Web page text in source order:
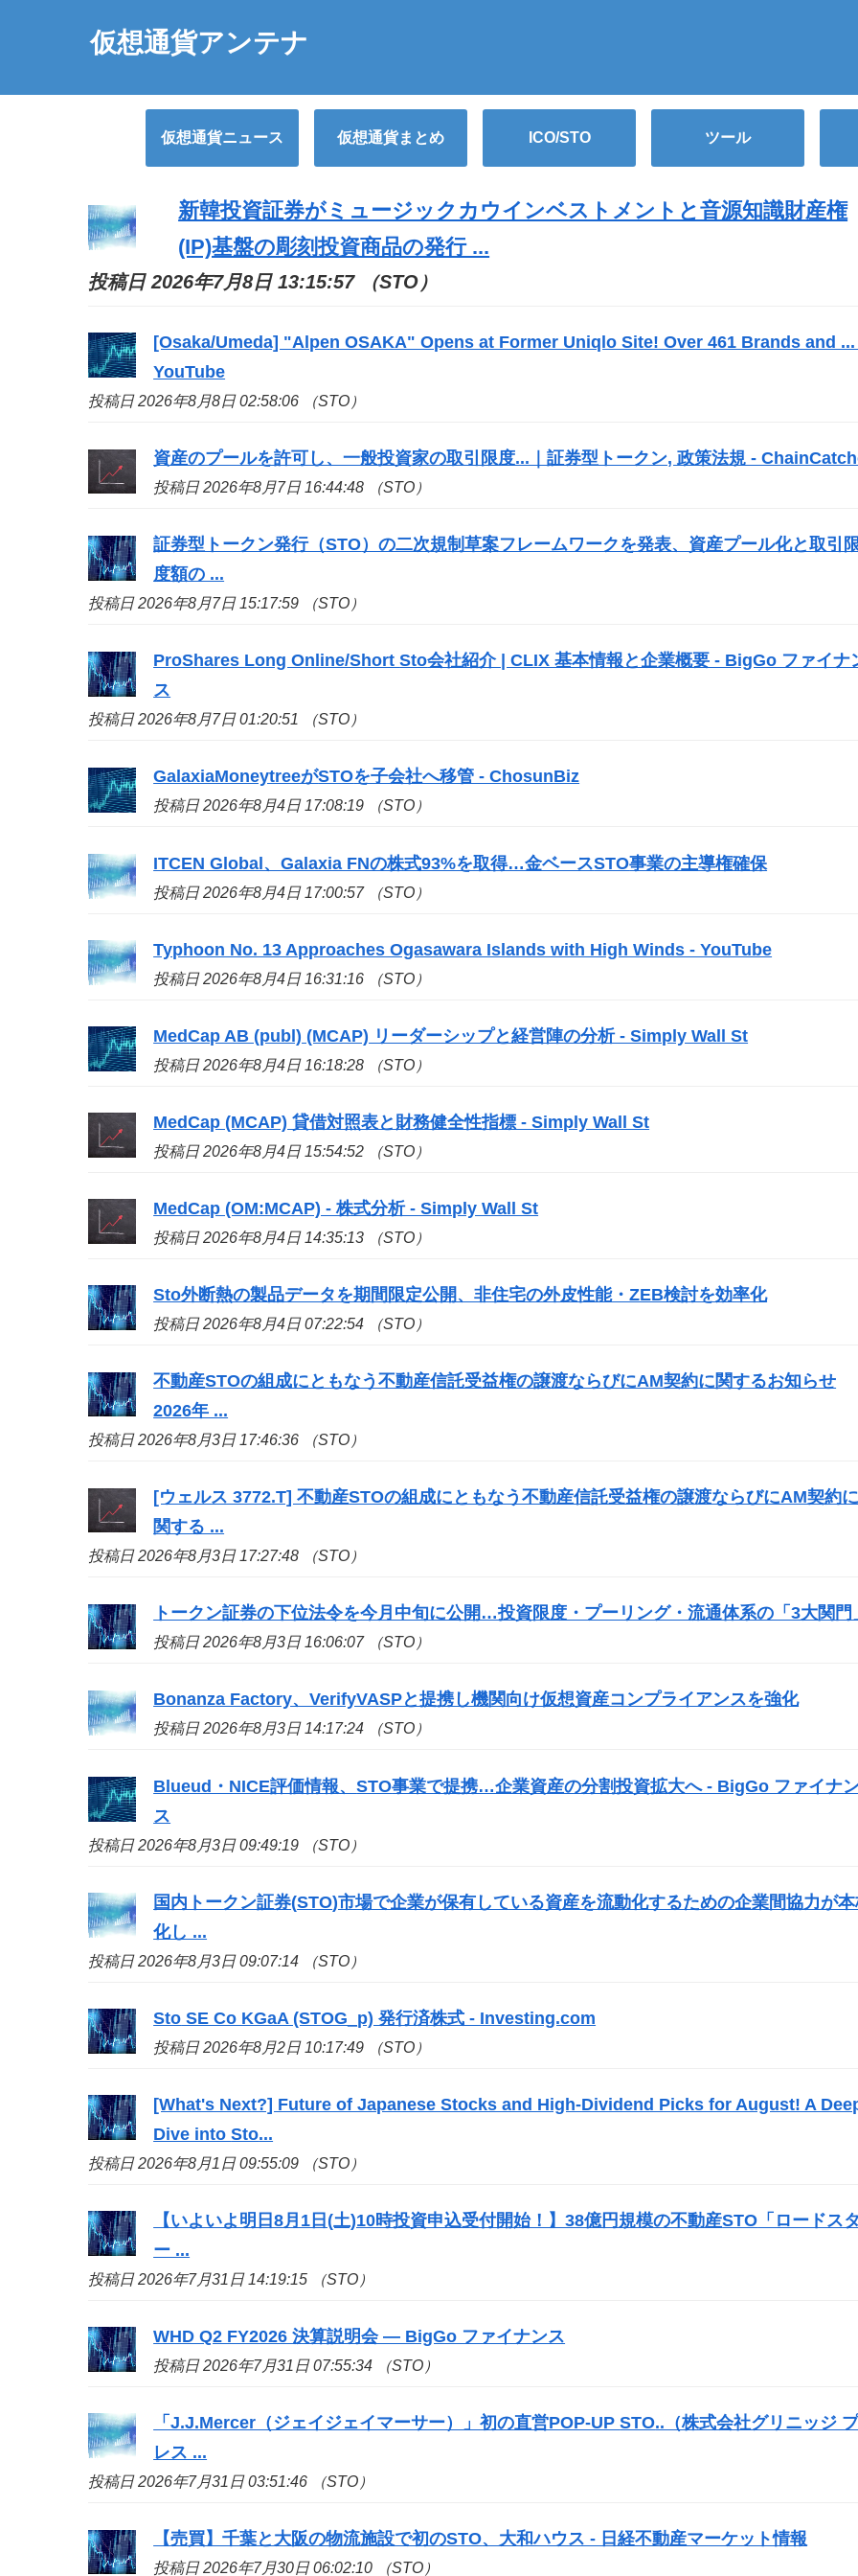
仮想通貨アンテナ
仮想通貨ニュース 仮想通貨まとめ ICO/STO ツール
新韓投資証券がミュージックカウインベストメントと音源知識財産権
(IP)基盤の彫刻投資商品の発行 ...
投稿日 2026年7月8日 13:15:57 （STO）
[Osaka/Umeda] "Alpen OSAKA" Opens at Former Uniqlo Site! Over 461 Brands and ...
YouTube
投稿日 2026年8月8日 02:58:06 （STO）
資産のプールを許可し、一般投資家の取引限度...｜証券型トークン, 政策法規 -
投稿日 2026年8月7日 16:44:48 （STO）
証券型トークン発行（STO）の二次規制草案フレームワークを発表、資産プール化と取引
度額の ...
投稿日 2026年8月7日 15:17:59 （STO）
ProShares Long Online/ShortSto会社紹介 | CLIX 基本情報と企業概要 - BigGo ファイナ
ス
投稿日 2026年8月7日 01:20:51 （STO）
GalaxiaMoneytreeがSTOを子会社へ移管 - ChosunBiz
投稿日 2026年8月4日 17:08:19 （STO）
ITCEN Global、Galaxia FNの株式93%を取得…金ベースSTO事業の主導権確保
投稿日 2026年8月4日 17:00:57 （STO）
Typhoon No. 13 Approaches Ogasawara Islands with High Winds - YouTube
投稿日 2026年8月4日 16:31:16 （STO）
MedCap AB (publ) (MCAP) リーダーシップと経営陣の分析 - Simply Wall St
投稿日 2026年8月4日 16:18:28 （STO）
MedCap (MCAP) 貸借対照表と財務健全性指標 - Simply Wall St
投稿日 2026年8月4日 15:54:52 （STO）
MedCap (OM:MCAP) - 株式分析 - Simply Wall St
投稿日 2026年8月4日 14:35:13 （STO）
Sto外断熱の製品データを期間限定公開、非住宅の外皮性能・ZEB検討を効率化
投稿日 2026年8月4日 07:22:54 （STO）
不動産STOの組成にともなう不動産信託受益権の譲渡ならびにAM契約に関するお知らせ
2026年 ...
投稿日 2026年8月3日 17:46:36 （STO）
[ウェルス 3772.T] 不動産STOの組成にともなう不動産信託受益権の譲渡ならびにAM契約に
関する ...
投稿日 2026年8月3日 17:27:48 （STO）
トークン証券の下位法令を今月中旬に公開…投資限度・プーリング・流通体系の「3大関門
投稿日 2026年8月3日 16:06:07 （STO）
Bonanza Factory、VerifyVASPと提携し機関向け仮想資産コンプライアンスを強化
投稿日 2026年8月3日 14:17:24 （STO）
Blueud・NICE評価情報、STO事業で提携…企業資産の分割投資拡大へ - BigGo ファイナ
ス
投稿日 2026年8月3日 09:49:19 （STO）
国内トークン証券(STO)市場で企業が保有している資産を流動化するための企業間協力が
化し ...
投稿日 2026年8月3日 09:07:14 （STO）
Sto SE Co KGaA (STOG_p) 発行済株式 - Investing.com
投稿日 2026年8月2日 10:17:49 （STO）
[What's Next?] Future of Japanese Stocks and High-Dividend Picks for August! A
Dive intoSto...
投稿日 2026年8月1日 09:55:09 （STO）
【いよいよ明日8月1日(土)10時投資申込受付開始！】38億円規模の不動産STO 「ロードスタ
ー ...
投稿日 2026年7月31日 14:19:15 （STO）
WHD Q2 FY2026 決算説明会 — BigGo ファイナンス
投稿日 2026年7月31日 07:55:34 （STO）
「J.J.Mercer（ジェイジェイマーサー）」初の直営POP-UPSTO..（株式会社グリニッジ
レス ...
投稿日 2026年7月31日 03:51:46 （STO）
【売買】千葉と大阪の物流施設で初のSTO、大和ハウス - 日経不動産マーケット情報
投稿日 2026年7月30日 06:02:10 （STO）